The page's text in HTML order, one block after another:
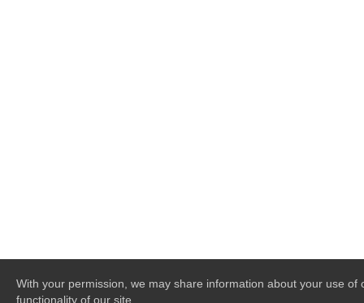
With your permission, we may share information about your use of
functionality of our site.